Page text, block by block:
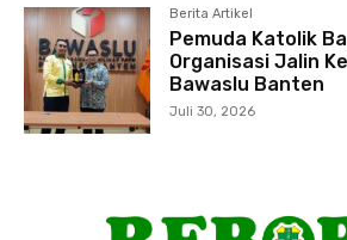
Berita Artikel
Pemuda Katolik
Organisasi Jalin
Bawaslu Banten
Juli 30, 2026